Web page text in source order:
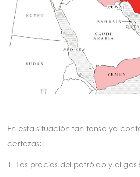
En esta situación tan tensa ya
certezas:
1- Los precios del petróleo y el gas